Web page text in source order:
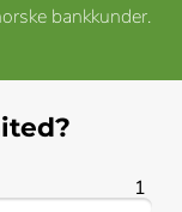
bankkunder.
1